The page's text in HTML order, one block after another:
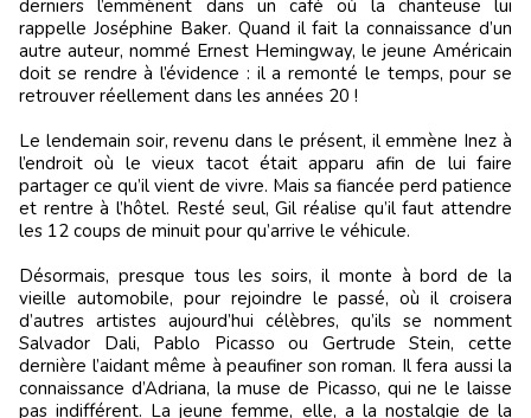
derniers l’emmènent dans un café où la chanteuse lui
rappelle Joséphine Baker. Quand il fait la connaissance d’un
autre auteur, nommé Ernest Hemingway, le jeune Américain
doit se rendre à l’évidence : il a remonté le temps, pour se
retrouver réellement dans les années 20 !
Le lendemain soir, revenu dans le présent, il emmène Inez à
l’endroit où le vieux tacot était apparu afin de lui faire
partager ce qu’il vient de vivre. Mais sa fiancée perd patience
et rentre à l’hôtel. Resté seul, Gil réalise qu’il faut attendre
les 12 coups de minuit pour qu’arrive le véhicule.
Désormais, presque tous les soirs, il monte à bord de la
vieille automobile, pour rejoindre le passé, où il croisera
d’autres artistes aujourd’hui célèbres, qu’ils se nomment
Salvador Dali, Pablo Picasso ou Gertrude Stein, cette
dernière l’aidant même à peaufiner son roman. Il fera aussi la
connaissance d’Adriana, la muse de Picasso, qui ne le laisse
pas indifférent. La jeune femme, elle, a la nostalgie de la